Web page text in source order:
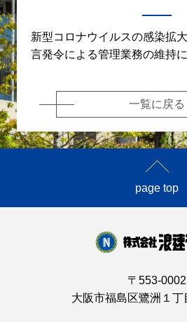
新型コロナウイルスの感染拡
言発令による管理業務の維持
一覧に戻る
page top
〒553-0002
大阪市福島区鷺洲１